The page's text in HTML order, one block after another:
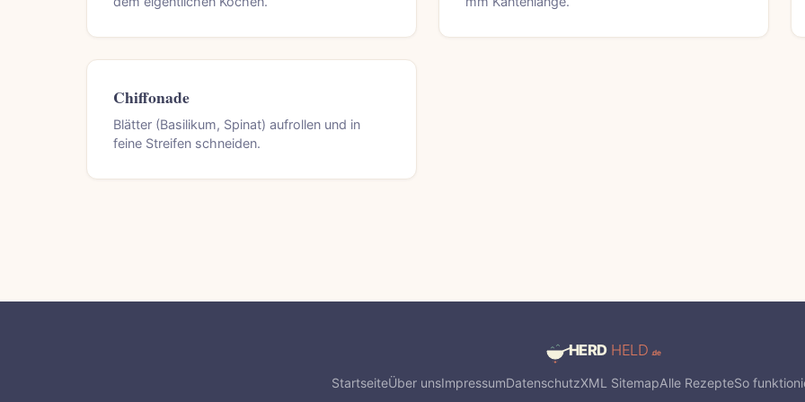
Chiffonade
Blätter (Basilikum, Spinat) aufrollen und in
feine Streifen schneiden.
StartseiteÜber unsImpressumDatenschutzXML SitemapAlle RezepteSo